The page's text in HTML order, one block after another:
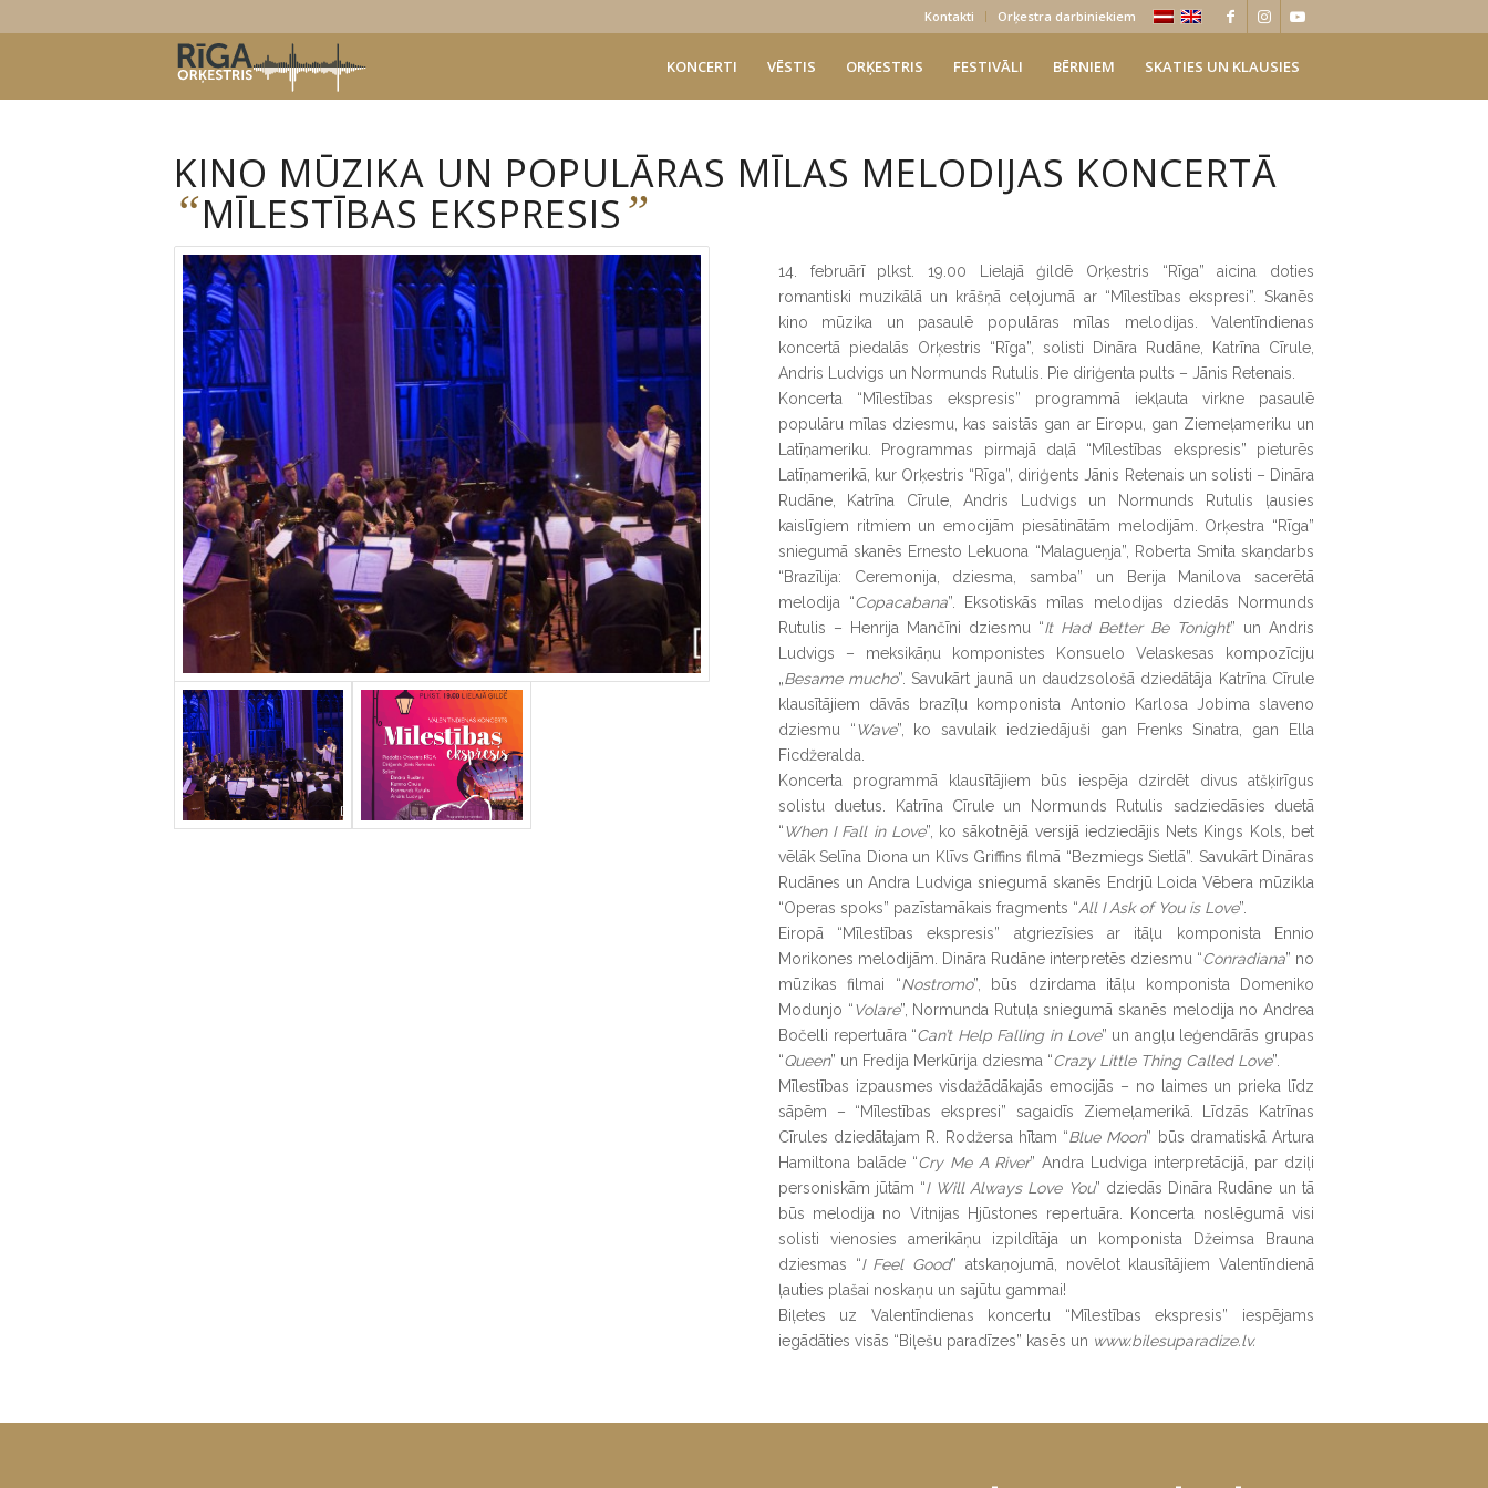
Kontakti Orķestra darbiniekiem
KONCERTI VĒSTIS ORĶESTRIS FESTIVĀLI BĒRNIEM SKATIES UN KLAUSIES
KINO MŪZIKA UN POPULĀRAS MĪLAS MELODIJAS KONCERTĀ
“MĪLESTĪBAS EKSPRESIS”
14. februārī plkst. 19.00 Lielajā ģildē Orķestris “Rīga” aicina doties
romantiski muzikālā un krāšņā ceļojumā ar “Mīlestības ekspresi”. Skanēs
kino mūzika un pasaulē populāras mīlas melodijas. Valentīndienas
koncertā piedalās Orķestris “Rīga”, solisti Dināra Rudāne, Katrīna Cīrule,
Andris Ludvigs un Normunds Rutulis. Pie diriģenta pults – Jānis Retenais.
Koncerta “Mīlestības ekspresis” programmā iekļauta virkne pasaulē
populāru mīlas dziesmu, kas saistās gan ar Eiropu, gan Ziemeļameriku un
Latīņameriku. Programmas pirmajā daļā “Mīlestības ekspresis” pieturēs
Latīņamerikā, kur Orķestris “Rīga”, diriģents Jānis Retenais un solisti – Dināra
Rudāne, Katrīna Cīrule, Andris Ludvigs un Normunds Rutulis ļausies
kaislīgiem ritmiem un emocijām piesātinātām melodijām. Orķestra “Rīga”
sniegumā skanēs Ernesto Lekuona “Malagueņja”, Roberta Smita skaņdarbs
“Brazīlija: Ceremonija, dziesma, samba” un Berija Manilova sacerētā
melodija “Copacabana”. Eksotiskās mīlas melodijas dziedās Normunds
Rutulis – Henrija Mančīni dziesmu “It Had Better Be Tonight” un Andris
Ludvigs – meksikāņu komponistes Konsuelo Velaskesas kompozīciju
„Besame mucho”. Savukārt jaunā un daudzsološā dziedātāja Katrīna Cīrule
klausītājiem dāvās brazīļu komponista Antonio Karlosa Jobima slaveno
dziesmu “Wave”, ko savulaik iedziedājuši gan Frenks Sinatra, gan Ella
Ficdžeralda.
Koncerta programmā klausītājiem būs iespēja dzirdēt divus atšķirīgus
solistu duetus. Katrīna Cīrule un Normunds Rutulis sadziedāsies duetā
“When I Fall in Love”, ko sākotnējā versijā iedziedājis Nets Kings Kols, bet
vēlāk Selīna Diona un Klīvs Griffins filmā “Bezmiegs Sietlā”. Savukārt Dināras
Rudānes un Andra Ludviga sniegumā skanēs Endrjū Loida Vēbera mūzikla
“Operas spoks” pazīstamākais fragments “All I Ask of You is Love”.
Eiropā “Mīlestības ekspresis” atgriezīsies ar itāļu komponista Ennio
Morikones melodijām. Dināra Rudāne interpretēs dziesmu “Conradiana” no
mūzikas filmai “Nostromo”, būs dzirdama itāļu komponista Domeniko
Modunjo “Volare”, Normunda Rutuļa sniegumā skanēs melodija no Andrea
Bočelli repertuāra “Can’t Help Falling in Love” un angļu leģendārās grupas
“Queen” un Fredija Merkūrija dziesma “Crazy Little Thing Called Love”.
Mīlestības izpausmes visdažādākajās emocijās – no laimes un prieka līdz
sāpēm – “Mīlestības ekspresi” sagaidīs Ziemeļamerikā. Līdzās Katrīnas
Cīrules dziedātajam R. Rodžersa hītam “Blue Moon” būs dramatiskā Artura
Hamiltona balāde “Cry Me A River” Andra Ludviga interpretācijā, par dziļi
personiskām jūtām “I Will Always Love You” dziedās Dināra Rudāne un tā
būs melodija no Vitnijas Hjūstones repertuāra. Koncerta noslēgumā visi
solisti vienosies amerikāņu izpildītāja un komponista Džeimsa Brauna
dziesmas “I Feel Good” atskaņojumā, novēlot klausītājiem Valentīndienā
ļauties plašai noskaņu un sajūtu gammai!
Biļetes uz Valentīndienas koncertu “Mīlestības ekspresis” iespējams
iegādāties visās “Biļešu paradīzes” kasēs un www.bilesuparadize.lv.